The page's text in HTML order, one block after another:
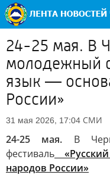
24-25 мая. В
молодежный
язык —
России»
31 мая 2026, 17:04 СМИ
24-25 мая. В
фестиваль
народов России»